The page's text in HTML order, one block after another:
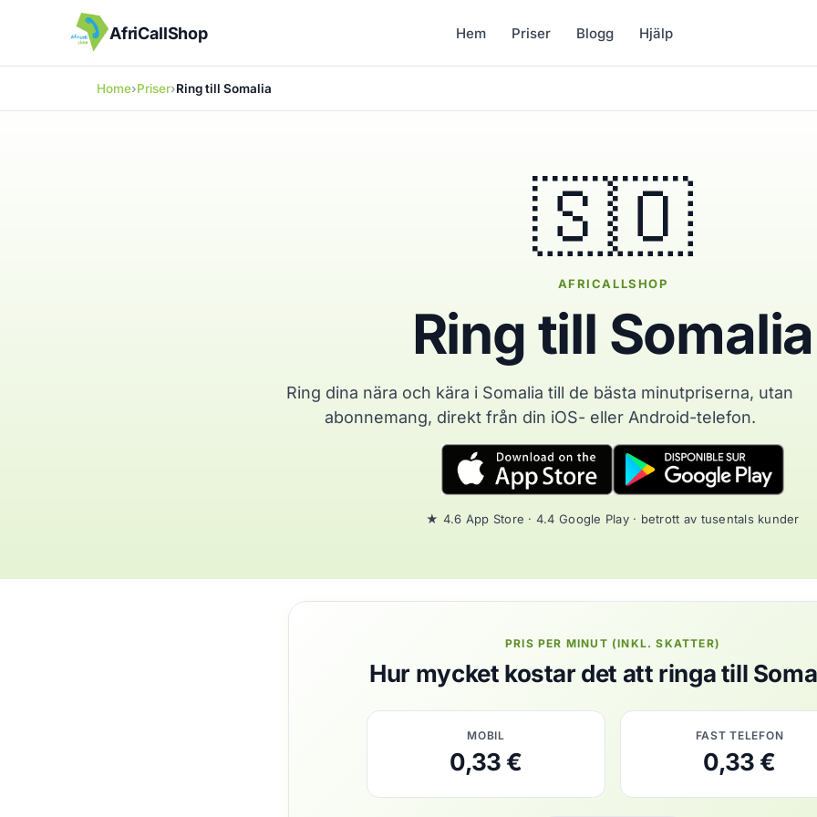
AfriCallShop Hem Priser Blogg Hjälp
Home Priser Ring till Somalia
🇸🇴
AFRICALLSHOP
Ring till Somalia
Ring dina nära och kära i Somalia till de bästa minutpriserna, utan
abonnemang, direkt från din iOS- eller Android-telefon.
★ 4.6 App Store · 4.4 Google Play · betrott av tusentals kunder
PRIS PER MINUT (INKL. SKATTER)
Hur mycket kostar det att ringa till
MOBIL
0,33 €
FAST TELEFON
0,33 €